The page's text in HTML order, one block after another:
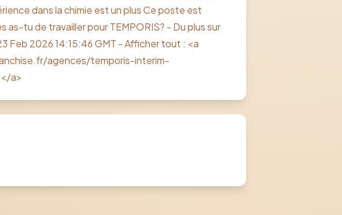
dans la chimie est un plus Ce poste est
as-tu de travailler pour TEMPORIS? - Du plus sur
Feb 2026 14:15:46 GMT - Afficher tout : <a
agences/temporis-interim-
a>